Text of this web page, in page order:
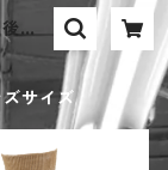
藤
サイズ